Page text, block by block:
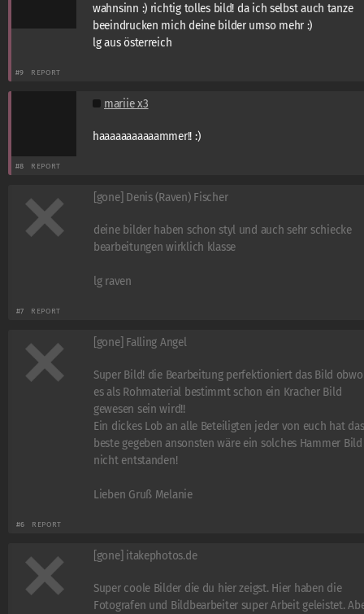
wahnsinn :) richtig tolles bild! da ich selbst auch tanze
beeindrucken mich deine bilder umso mehr :)
lg aus österreich
#9 REPORT
mariie x3
haaaaaaaaaaammer!! :)
#8 REPORT
[gone] Denis (Raven) Fischer
deine bilder haben schon styl und auch sehr schiecke
bearbeitungen wirklich klasse
lg raven
#7 REPORT
[gone] Falling Angel
Super Bild! die Bearbeitung perfektioniert das Bild
es als Rohmaterial bestimmt schon ein Kracher Bild
gewesen sein wird!!
Ein dickes Lob an alle Beteiligten jeder von euch hat das
beste gegeben ansonsten wäre ein solches Hammer Bild
nicht entstanden!
Lieben Gruß Melanie
#6 REPORT
[gone] itakephotos.de
Super coole Bilder die du hier zeigst. Hier haben die
Fotografen und Bildbearbeiter super Arbeit geleistet.